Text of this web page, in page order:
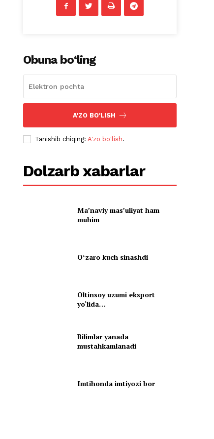
Obuna bo‘ling
A'ZO BO'LISH
Tanishib chiqing:A'zo bo'lish.
Dolzarb xabarlar
Ma’naviy mas’uliyat ham
muhim
Oʻzaro kuch sinashdi
Oltinsoy uzumi eksport
yo‘lida…
Bilimlar yanada
mustahkamlanadi
Imtihonda imtiyozi bor